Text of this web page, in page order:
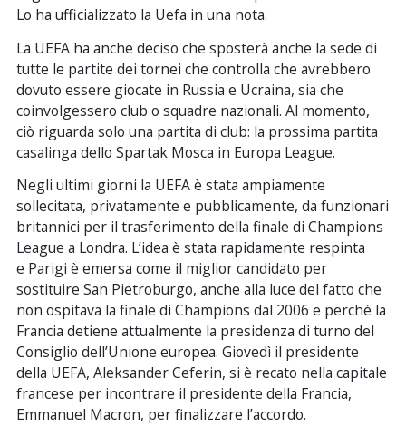
Lo ha ufficializzato la Uefa in una nota.
La UEFA ha anche deciso che sposterà anche la sede di
tutte le partite dei tornei che controlla che avrebbero
dovuto essere giocate in Russia e Ucraina, sia che
coinvolgessero club o squadre nazionali. Al momento,
ciò riguarda solo una partita di club: la prossima partita
casalinga dello Spartak Mosca in Europa League.
Negli ultimi giorni la UEFA è stata ampiamente
sollecitata, privatamente e pubblicamente, da funzionari
britannici per il trasferimento della finale di Champions
League a Londra. L’idea è stata rapidamente respinta
e Parigi è emersa come il miglior candidato per
sostituire San Pietroburgo, anche alla luce del fatto che
non ospitava la finale di Champions dal 2006 e perché la
Francia detiene attualmente la presidenza di turno del
Consiglio dell’Unione europea. Giovedì il presidente
della UEFA, Aleksander Ceferin, si è recato nella capitale
francese per incontrare il presidente della Francia,
Emmanuel Macron, per finalizzare l’accordo.